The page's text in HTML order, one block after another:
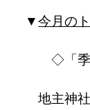
▼今月の
◇「季節
地主神